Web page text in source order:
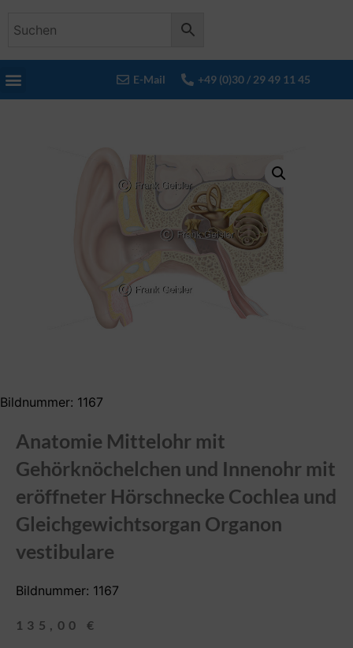
E-Mail +49 (0)30 / 29 49 11 45
Bildnummer: 1167
Anatomie Mittelohr mit
Gehörknöchelchen und Innenohr mit
eröffneter Hörschnecke Cochlea und
Gleichgewichtsorgan Organon
vestibulare
Bildnummer: 1167
135,00 €